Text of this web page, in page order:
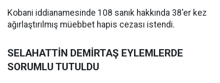
Kobani iddianamesinde 108 sanık hakkında 38'er kez
ağırlaştırılmış müebbet hapis cezası istendi.
SELAHATTİN DEMİRTAŞ EYLEMLERDE
SORUMLU TUTULDU